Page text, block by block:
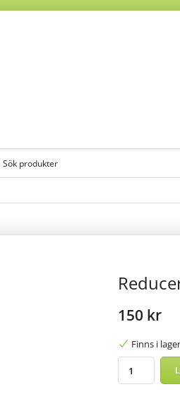
150 kr
Finns i